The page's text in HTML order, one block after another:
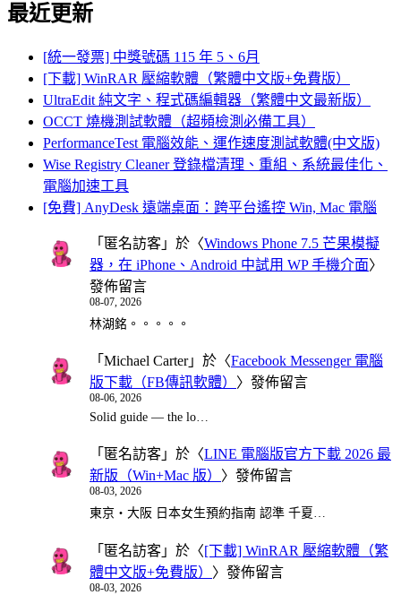
最近更新
[統一發票] 中獎號碼 115 年 5、6月
[下載] WinRAR 壓縮軟體（繁體中文版+免費版）
UltraEdit 純文字、程式碼編輯器（繁體中文最新版）
OCCT 燒機測試軟體（超頻檢測必備工具）
PerformanceTest 電腦效能、運作速度測試軟體(中文版)
Wise Registry Cleaner 登錄檔清理、重組、系統最佳化、
電腦加速工具
[免費] AnyDesk 遠端桌面：跨平台遙控 Win, Mac 電腦
「 匿名訪客 」於〈Windows Phone 7.5 芒果模擬
器，在 iPhone、Android 中試用 WP 手機介面〉
發佈留言
08-07, 2026
林湖銘。。。。。
「 Michael Carter」於〈Facebook Messenger 電腦
版下載（FB傳訊軟體）
〉發佈留言
08-06, 2026
Solid guide — the lo…
「 匿名訪客 」於〈LINE 電腦版官方下載 2026 最
新版（Win+Mac 版） 〉發佈留言
08-03, 2026
東京・大阪 日本女生預約指南 認準 千夏…
「 匿名訪客 」於〈[下載] WinRAR 壓縮軟體（繁
體中文版+免費版） 〉發佈留言
08-03, 2026